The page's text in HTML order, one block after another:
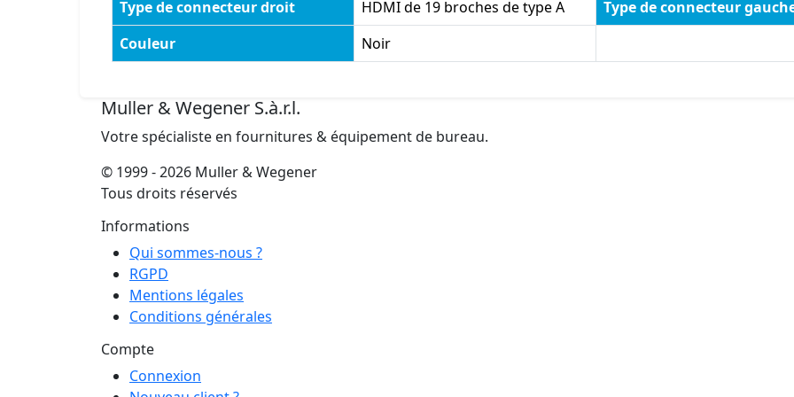
Type de connecteur droit
HDMI de 19 broches de type A Type de connecteur
Couleur
Noir
Muller & Wegener S.à.r.l.
Votre spécialiste en fournitures & équipement de bureau.
© 1999 - 2026 Muller & Wegener
Tous droits réservés
Informations
Qui sommes-nous ?
RGPD
Mentions légales
Conditions générales
Compte
Connexion